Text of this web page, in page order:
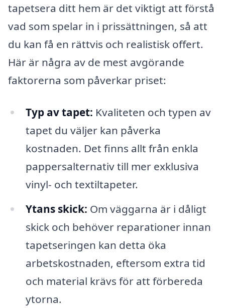
tapetsera ditt hem är det viktigt att förstå
vad som spelar in i prissättningen, så att
du kan få en rättvis och realistisk offert.
Här är några av de mest avgörande
faktorerna som påverkar priset:
Typ av tapet: Kvaliteten och typen av
tapet du väljer kan påverka
kostnaden. Det finns allt från enkla
pappersalternativ till mer exklusiva
vinyl- och textiltapeter.
Ytans skick: Om väggarna är i dåligt
skick och behöver reparationer innan
tapetseringen kan detta öka
arbetskostnaden, eftersom extra tid
och material krävs för att förbereda
ytorna.